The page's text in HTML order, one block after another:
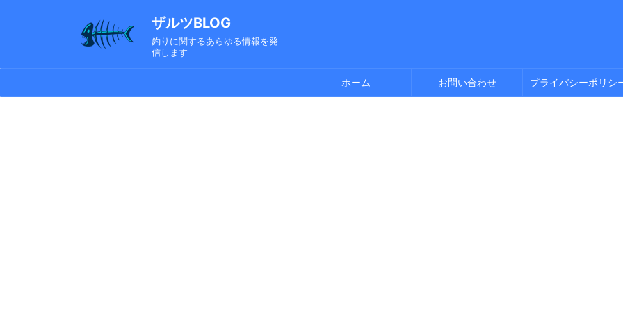
ザルツBLOG
釣りに関するあらゆる情報を発
信します
ホーム お問い合わせ プライバシーポリシ